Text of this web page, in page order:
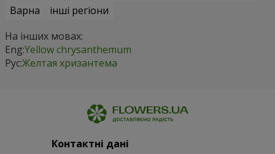
Варна
інші регіони
На інших мовах:
Eng:Yellow chrysanthemum
Рус:Желтая хризантема
Контактні дані